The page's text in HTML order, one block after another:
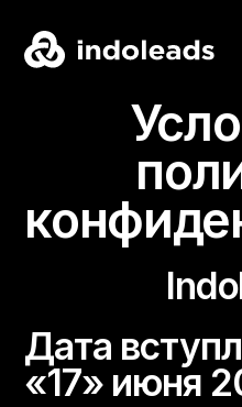
Дата
«17» июня